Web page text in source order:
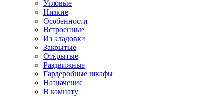
Угловые
Низкие
Особенности
Встроенные
Из кладовки
Закрытые
Открытые
Раздвижные
Гардеробные шкафы
Назначение
В комнату